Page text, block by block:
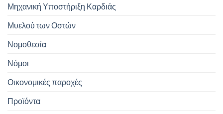
Μηχανική Υποστήριξη Καρδιάς
Μυελού των Οστών
Νομοθεσία
Νόμοι
Οικονομικές παροχές
Προϊόντα